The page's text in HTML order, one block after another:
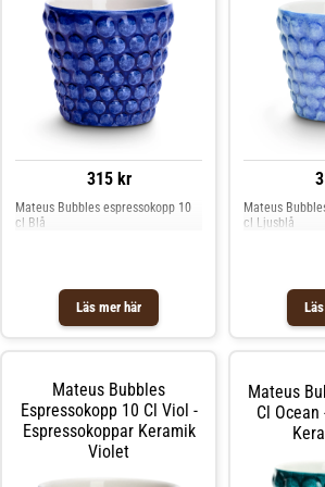
Koppar hos
315 kr
Läs mer här
Mateus Bubbles espressokopp 10
cl Blå
Mateus
cl Ljusblå
Mateus Bubbles
Espressokopp 10 Cl Viol -
Espressokoppar Keramik
Violet
Mateus
Cl